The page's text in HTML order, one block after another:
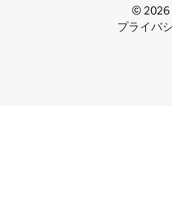
© 2026
プライバ